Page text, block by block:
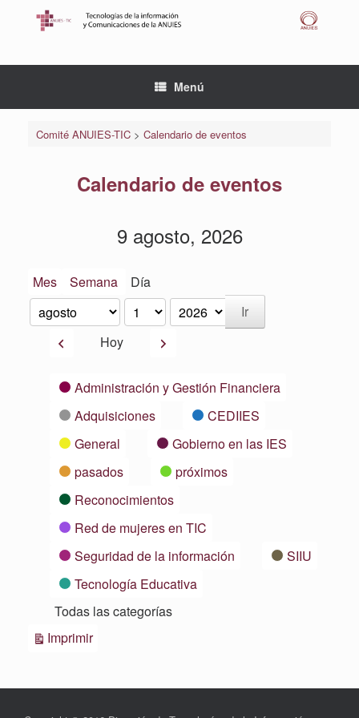
Menú
Comité ANUIES-TIC> Calendario de eventos
Calendario de eventos
9 agosto, 2026
Mes Semana Día
Mes
Día
Año
AnteriorHoy Siguiente
CategoríasAdministración y Gestión Financiera
Adquisiciones
CEDIIES
General
Gobierno en las IES
pasados
próximos
Reconocimientos
Red de mujeres en TIC
Seguridad de la información
SIIU
Tecnología Educativa
Todas las categorías
ImprimirVistas